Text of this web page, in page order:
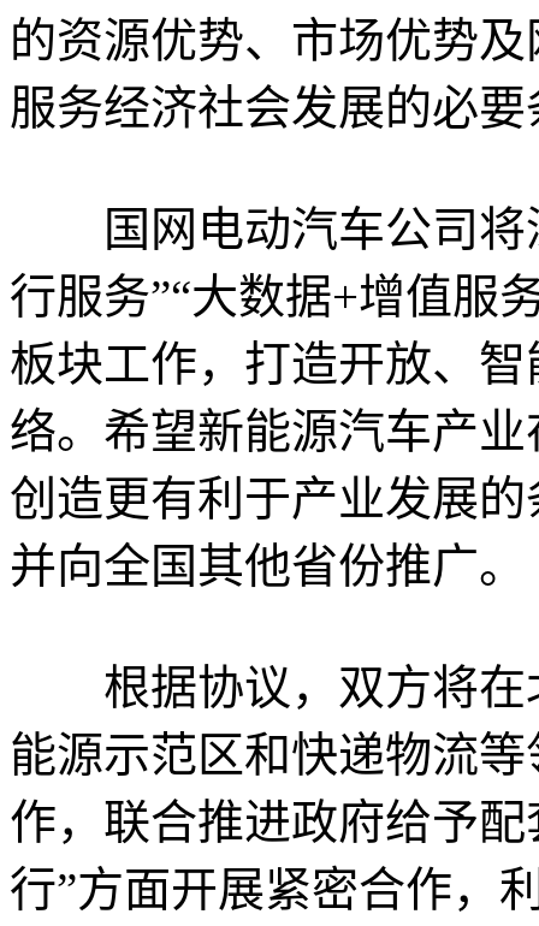
的资源优势、市场优势
服务经济社会发展的必要
国网电动汽车公司将
行服务”“大数据+增值服
板块工作，打造开放、
络。希望新能源汽车产
创造更有利于产业发展
并向全国其他省份推广。
根据协议，双方将在
能源示范区和快递物流
作，联合推进政府给予
行”方面开展紧密合作，